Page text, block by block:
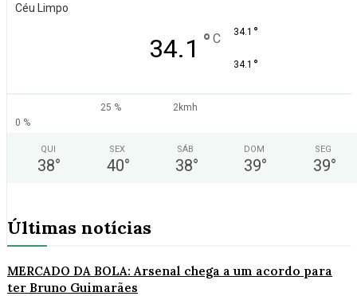
Céu Limpo
34.1 ° C 34.1 °
34.1 °
25 %
2kmh
0 %
QUI
38°
SEX
40°
SÁB
38°
DOM
39°
SEG
39°
Últimas notícias
MERCADO DA BOLA: Arsenal chega a um acordo para
ter Bruno Guimarães